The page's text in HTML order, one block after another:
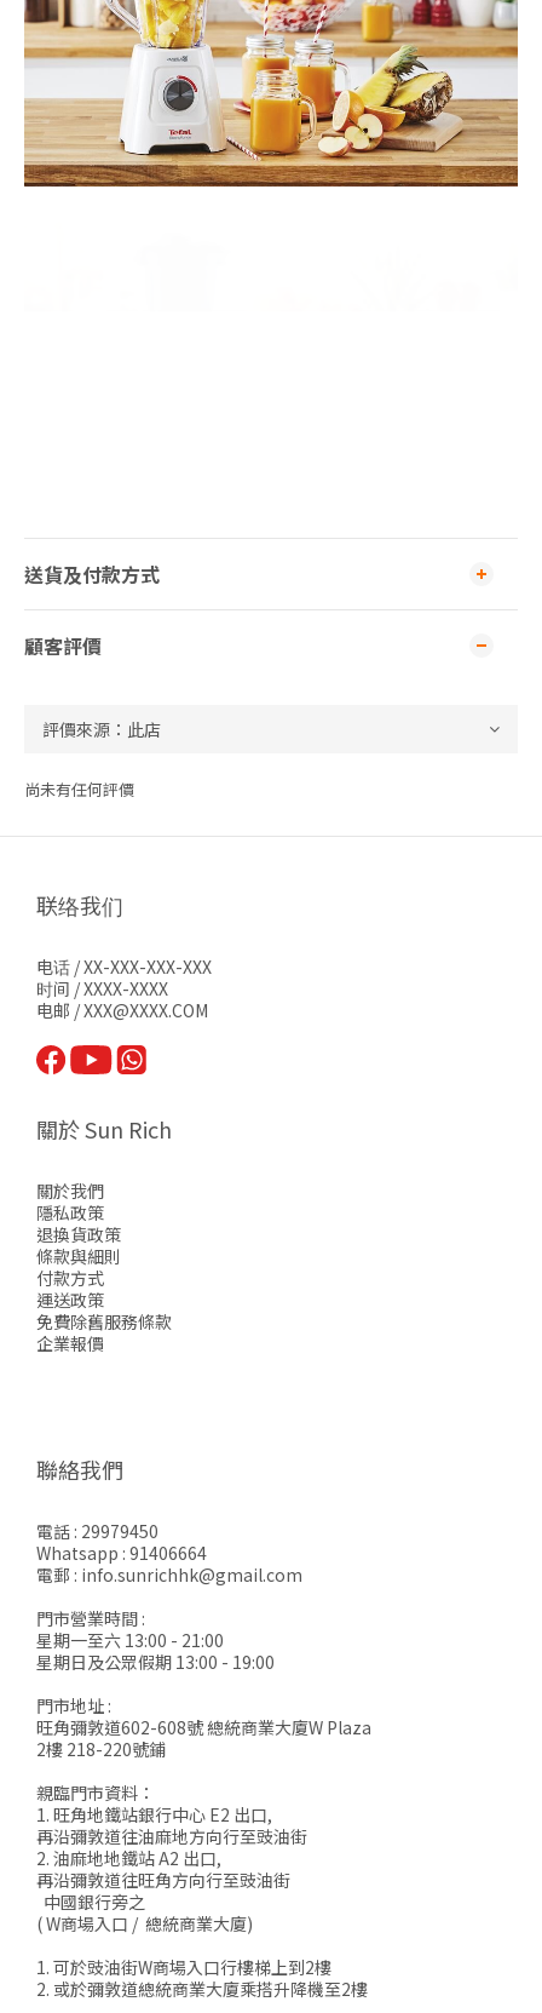
送貨及付款方式
顧客評價
尚未有任何評價
联络我们
电话 / XX-XXX-XXX-XXX
时间 / XXXX-XXXX
电邮 / XXX@XXXX.COM
關於 Sun Rich
關於我們
隱私政策
退換貨政策
條款與細則
付款方式
運送政策
免費除舊服務條款
企業報價
聯絡我們
電話 : 29979450
Whatsapp : 91406664
電郵 : info.sunrichhk@gmail.com
門市營業時間 :
星期一至六 13:00 - 21:00
星期日及公眾假期 13:00 - 19:00
門市地址 :
旺角彌敦道602-608號 總統商業大廈W Plaza
2樓 218-220號鋪
親臨門市資料：
1. 旺角地鐵站銀行中心 E2 出口,
再沿彌敦道往油麻地方向行至豉油街
2. 油麻地地鐵站 A2 出口,
再沿彌敦道往旺角方向行至豉油街
中國銀行旁之
( W商場入口 / 總統商業大廈)
1. 可於豉油街W商場入口行樓梯上到2樓
2. 或於彌敦道總統商業大廈乘搭升降機至2樓